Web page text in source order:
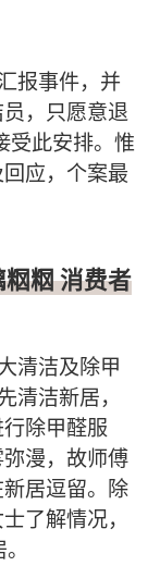
报事件，并
，只愿意退
受此安排。惟
应，个案最
消费者
清洁及除甲
清洁新居，
除甲醛服
漫，故师傅
居逗留。除
了解情况，